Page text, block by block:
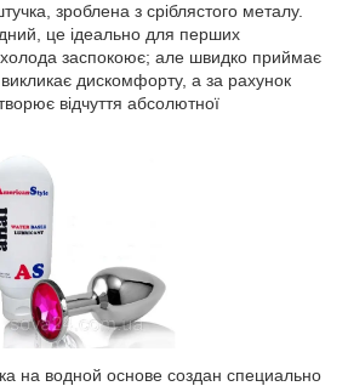
зроблена з сріблястого металу.
це ідеально для перших
заспокоює; але швидко приймає
дискомфорту, а за рахунок
відчуття абсолютної
на водной основе создан специально